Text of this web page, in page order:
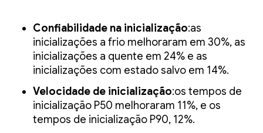
Confiabilidade na inicialização:as
inicializações a frio melhoraram em 30%, as
inicializações a quente em 24% e as
inicializações com estado salvo em 14%.
Velocidade de inicialização:os tempos de
inicialização P50 melhoraram 11%, e os
tempos de inicialização P90, 12%.